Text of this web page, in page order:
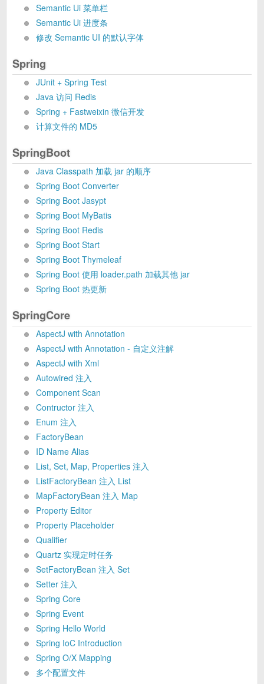
Semantic Ui 菜单栏
Semantic Ui 进度条
修改 Semantic UI 的默认字体
Spring
JUnit + Spring Test
Java 访问 Redis
Spring + Fastweixin 微信开发
计算文件的 MD5
SpringBoot
Java Classpath 加载 jar 的顺序
Spring Boot Converter
Spring Boot Jasypt
Spring Boot MyBatis
Spring Boot Redis
Spring Boot Start
Spring Boot Thymeleaf
Spring Boot 使用 loader.path 加载其他 jar
Spring Boot 热更新
SpringCore
AspectJ with Annotation
AspectJ with Annotation - 自定义注解
AspectJ with Xml
Autowired 注入
Component Scan
Contructor 注入
Enum 注入
FactoryBean
ID Name Alias
List, Set, Map, Properties 注入
ListFactoryBean 注入 List
MapFactoryBean 注入 Map
Property Editor
Property Placeholder
Qualifier
Quartz 实现定时任务
SetFactoryBean 注入 Set
Setter 注入
Spring Core
Spring Event
Spring Hello World
Spring IoC Introduction
Spring O/X Mapping
多个配置文件